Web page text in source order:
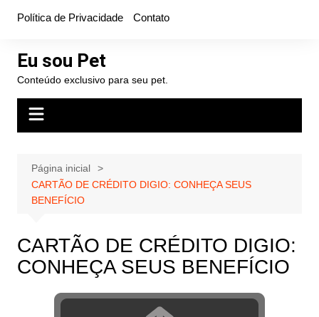
conteúdo
Política de Privacidade Contato
Eu sou Pet
Conteúdo exclusivo para seu pet.
Página inicial
CARTÃO DE CRÉDITO DIGIO: CONHEÇA SEUS
BENEFÍCIO
CARTÃO DE CRÉDITO DIGIO:
CONHEÇA SEUS BENEFÍCIO